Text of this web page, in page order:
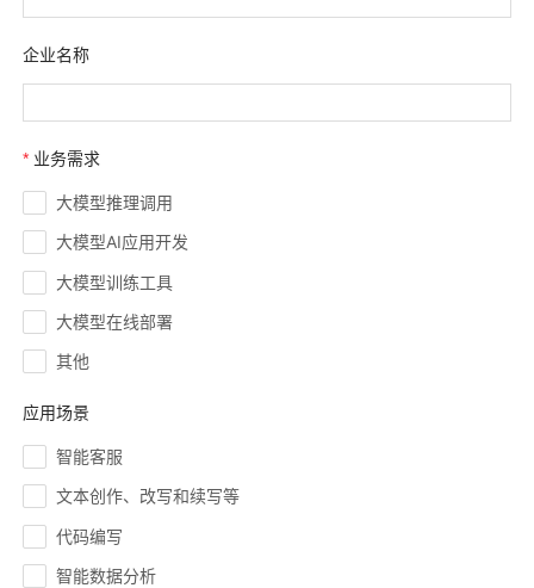
企业名称
业务需求
大模型推理调用
大模型AI应用开发
大模型训练工具
大模型在线部署
其他
应用场景
智能客服
文本创作、改写和续写等
代码编写
智能数据分析